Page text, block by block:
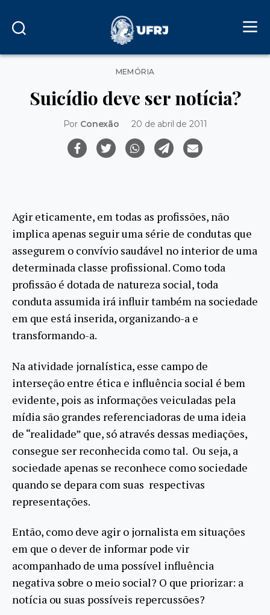
Categorias
MEMÓRIA
Suicídio deve ser notícia?
Por Conexão 20 de abril de 2011
Agir eticamente, em todas as profissões, não
implica apenas seguir uma série de condutas que
assegurem o convívio saudável no interior de uma
determinada classe profissional. Como toda
profissão é dotada de natureza social, toda
conduta assumida irá influir também na sociedade
em que está inserida, organizando-a e
transformando-a.
Na atividade jornalística, esse campo de
interseção entre ética e influência social é bem
evidente, pois as informações veiculadas pela
mídia são grandes referenciadoras de uma ideia
de “realidade” que, só através dessas mediações,
consegue ser reconhecida como tal. Ou seja, a
sociedade apenas se reconhece como sociedade
quando se depara com suas respectivas
representações.
Então, como deve agir o jornalista em situações
em que o dever de informar pode vir
acompanhado de uma possível influência
negativa sobre o meio social? O que priorizar: a
notícia ou suas possíveis repercussões?